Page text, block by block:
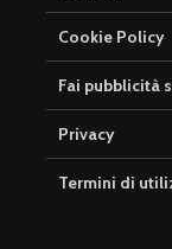
Cookie Policy
Fai pubblicità
Privacy
Termini di